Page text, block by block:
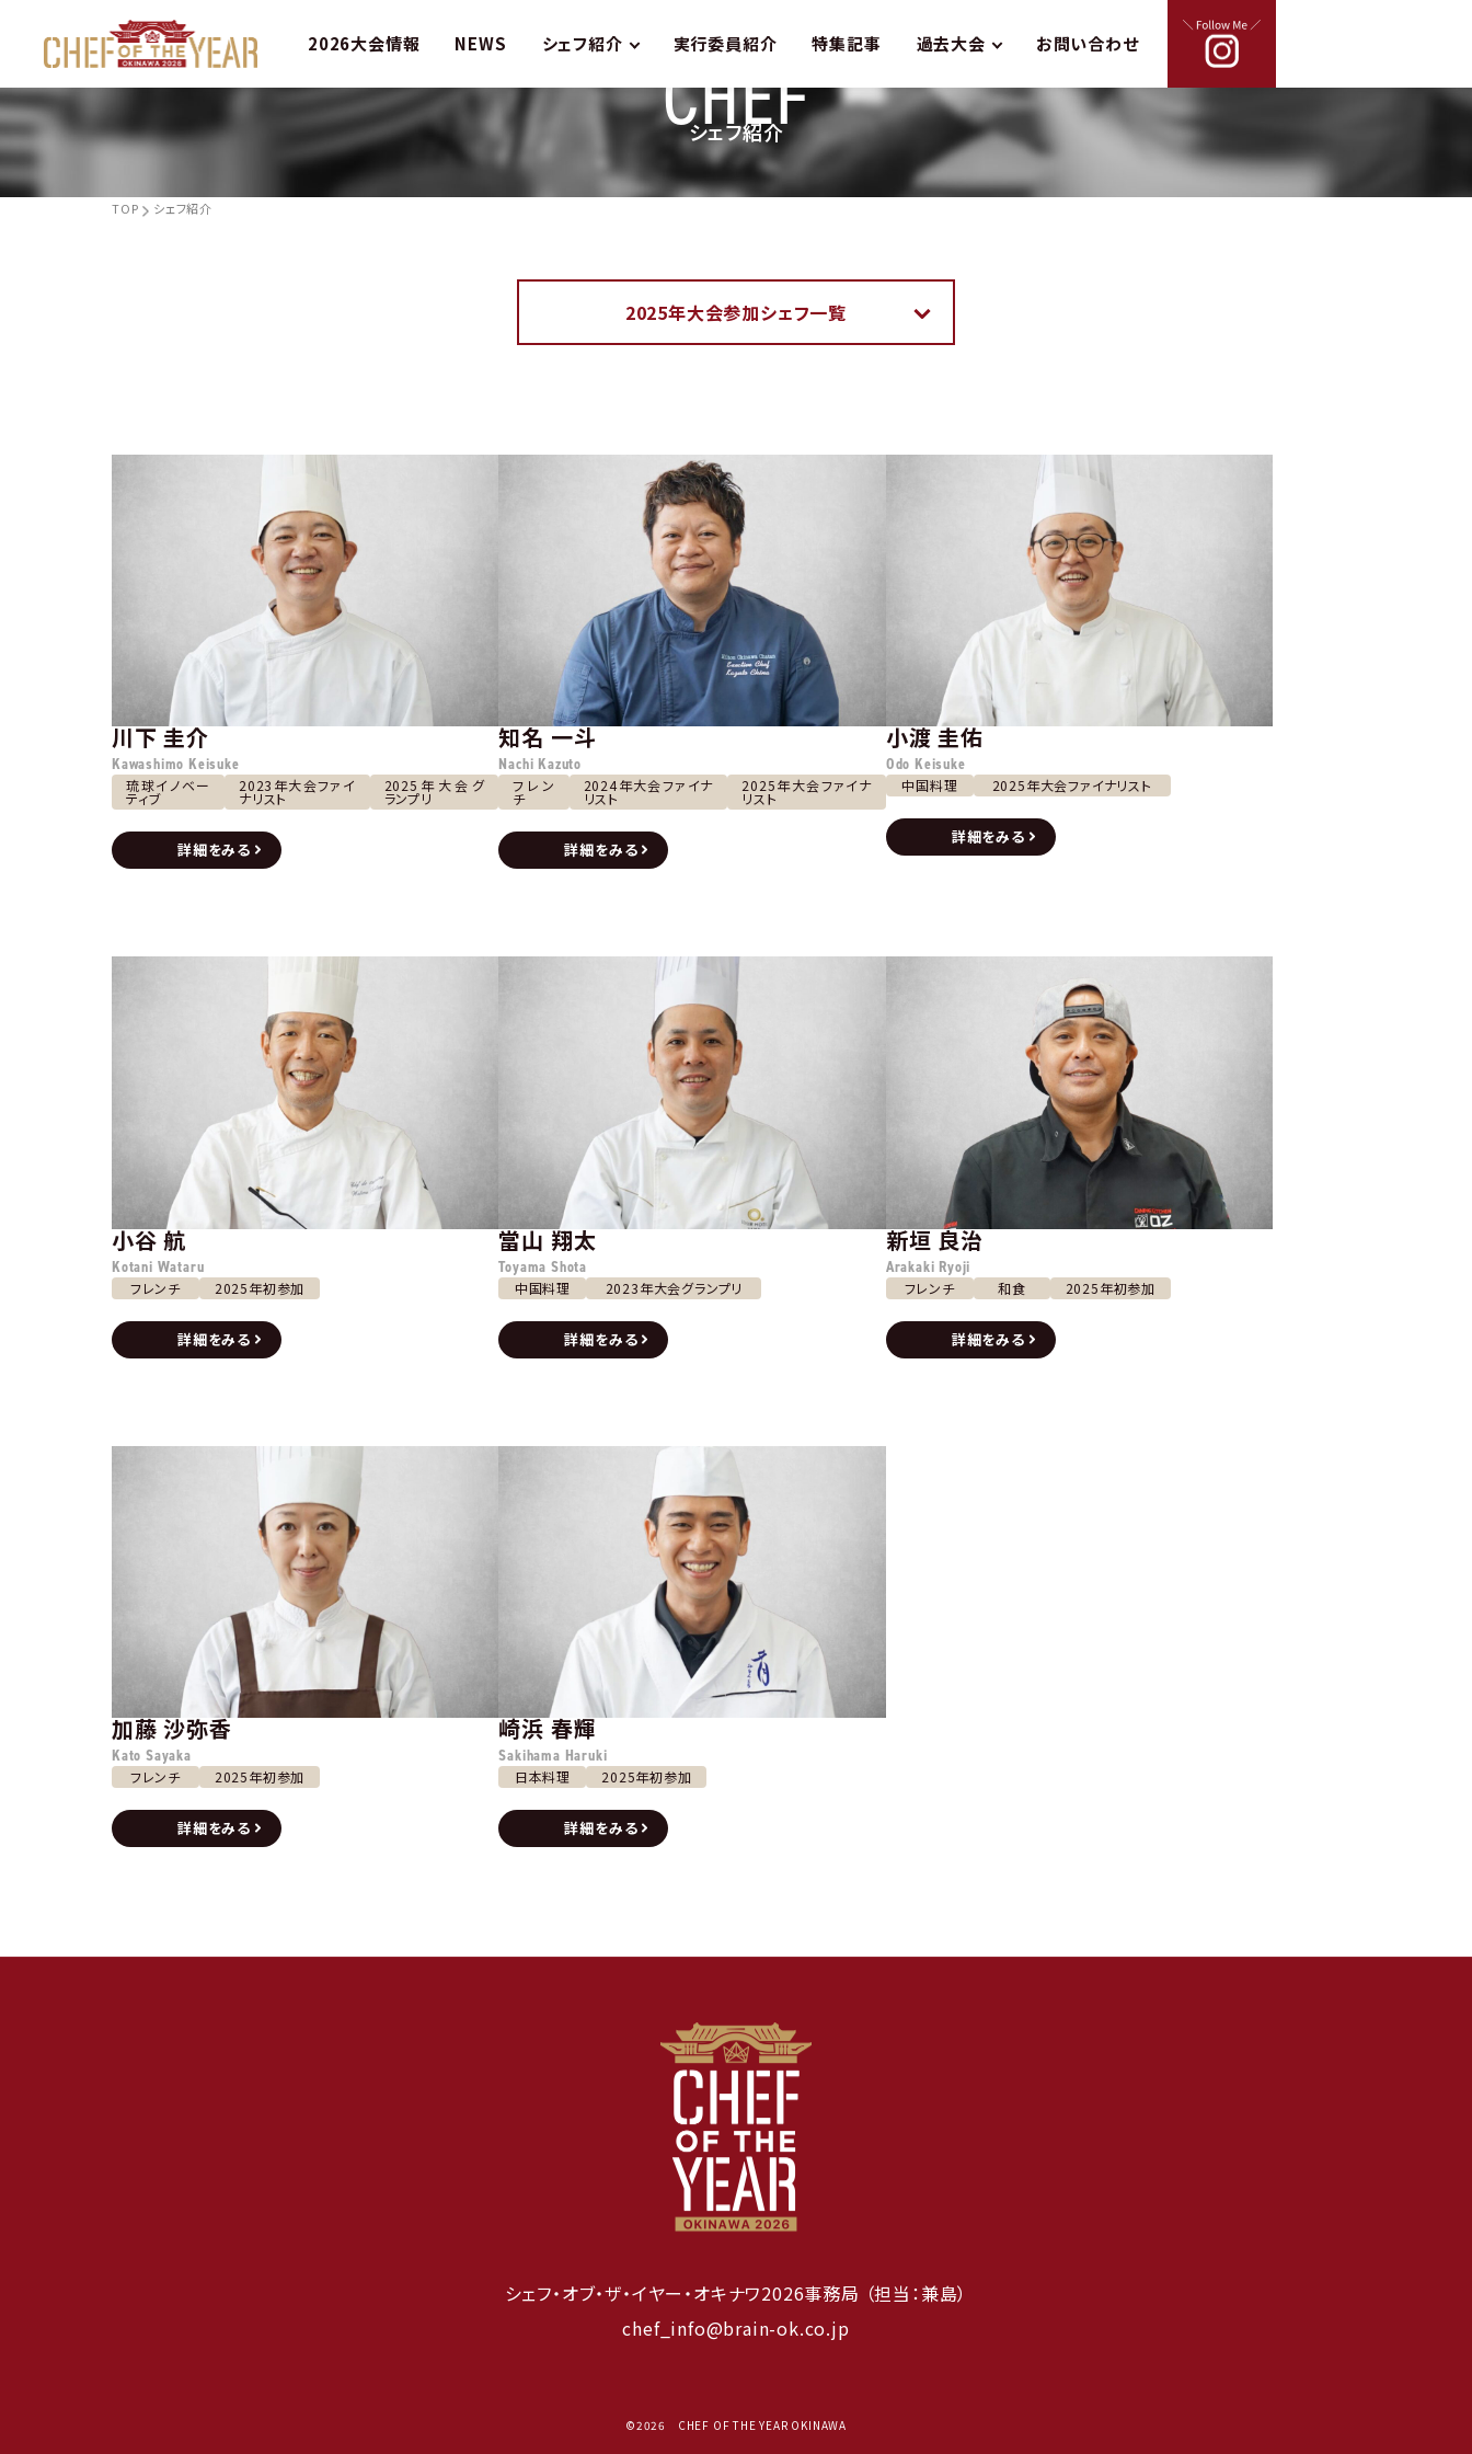
2026大会情報 NEWS シェフ紹介 実行委員紹介 特集記事 過去大会 お問い合わせ
CHEF
シェフ紹介
TOP シェフ紹介
2025年大会参加シェフ一覧
川下 圭介
Kawashimo Keisuke
琉球イノベー
ティブ
2023年大会ファイ
ナリスト
2025年大会グ
ランプリ
詳細をみる
知名 一斗
Nachi Kazuto
フレン
チ
2024年大会ファイナ
リスト
2025年大会ファイナ
リスト
詳細をみる
小渡 圭佑
Odo Keisuke
中国料理 2025年大会ファイナリスト
詳細をみる
小谷 航
Kotani Wataru
フレンチ 2025年初参加
詳細をみる
當山 翔太
Toyama Shota
中国料理 2023年大会グランプリ
詳細をみる
新垣 良治
Arakaki Ryoji
フレンチ 和食 2025年初参加
詳細をみる
加藤 沙弥香
Kato Sayaka
フレンチ 2025年初参加
詳細をみる
崎浜 春輝
Sakihama Haruki
日本料理 2025年初参加
詳細をみる
シェフ・オブ・ザ・イヤー・オキナワ2026事務局 （担当：兼島）
chef_info@brain-ok.co.jp
©2026 CHEF OF THE YEAR OKINAWA